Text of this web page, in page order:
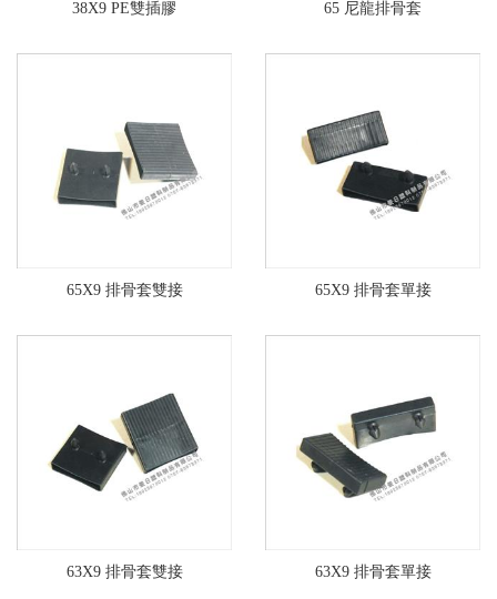
38X9 PE雙插膠 65 尼龍排骨套
65X9 排骨套雙接 65X9 排骨套單接
63X9 排骨套雙接 63X9 排骨套單接